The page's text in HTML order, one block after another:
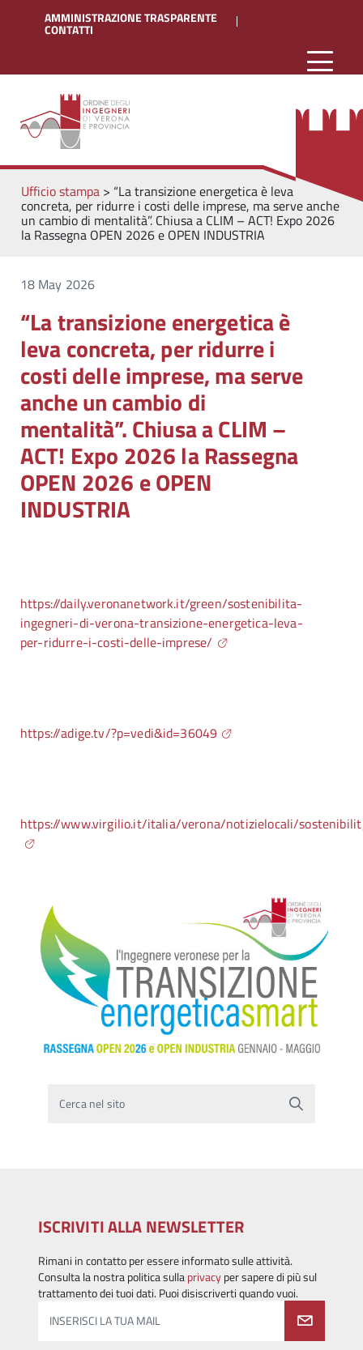
AMMINISTRAZIONE TRASPARENTE
CONTATTI
Ufficio stampa> “La transizione energetica è leva
concreta, per ridurre i costi delle imprese, ma serve anche
un cambio di mentalità”. Chiusa a CLIM – ACT! Expo 2026
la Rassegna OPEN 2026 e OPEN INDUSTRIA
18 May 2026
“La transizione energetica è
leva concreta, per ridurre i
costi delle imprese, ma serve
anche un cambio di
mentalità”. Chiusa a CLIM –
ACT! Expo 2026 la Rassegna
OPEN 2026 e OPEN
INDUSTRIA
https://daily.veronanetwork.it/green/sostenibilita-
ingegneri-di-verona-transizione-energetica-leva-
per-ridurre-i-costi-delle-imprese/
https://adige.tv/?p=vedi&id=36049
https://www.virgilio.it/italia/verona/notizielocali/
Cerca nel sito
ISCRIVITI ALLA NEWSLETTER
Rimani in contatto per essere informato sulle attività.
Consulta la nostra politica sullaprivacyper sapere di più sul
trattamento dei tuoi dati. Puoi disiscriverti quando vuoi.
INSERISCI LA TUA MAIL